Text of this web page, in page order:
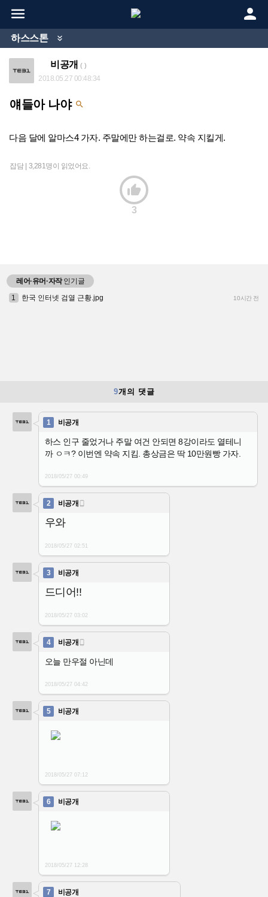
 
하스스톤 
비공개 ( )
2018.05.27 00:48:34
얘들아 나야 
다음 달에 알마스4 가자. 주말에만 하는걸로. 약속 지킬게.
잡담 | 3,281명이 읽었어요.

3
레어·유머·자작인기글
1
한국 인터넷 검열 근황.jpg 10시간 전
9개의 댓글
1 비공개
하스 인구 줄었거나 주말 여건 안되면 8강이라도 열테니
까 ㅇㅋ? 이번엔 약속 지킴. 총상금은 딱 10만원빵 가자.
2018/05/2700:49
2 비공개 
우와
2018/05/2702:51
3 비공개
드디어!!
2018/05/2703:02
4 비공개 
오늘 만우절 아닌데
2018/05/2704:42
5 비공개
2018/05/2707:12
6 비공개
2018/05/2712:28
7 비공개